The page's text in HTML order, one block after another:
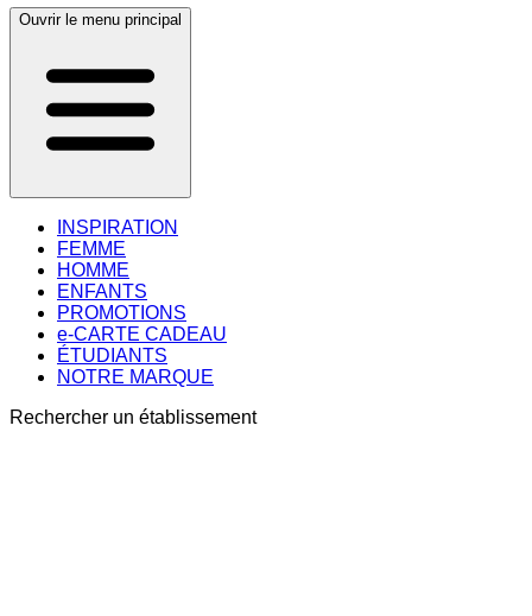
Ouvrir le menu principal
INSPIRATION
FEMME
HOMME
ENFANTS
PROMOTIONS
e-CARTE CADEAU
ÉTUDIANTS
NOTRE MARQUE
Rechercher un établissement